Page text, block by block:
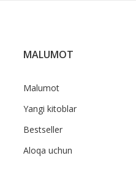
MALUMOT
Malumot
Yangi kitoblar
Bestseller
Aloqa uchun